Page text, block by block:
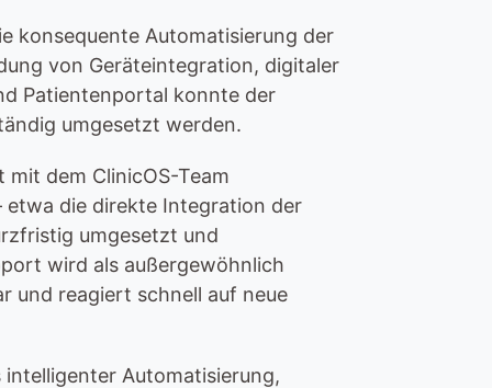
konsequente Automatisierung der
von Geräteintegration, digitaler
Patientenportal konnte der
umgesetzt werden.
mit dem ClinicOS-Team
etwa die direkte Integration der
umgesetzt und
wird als außergewöhnlich
und reagiert schnell auf neue
intelligenter Automatisierung,